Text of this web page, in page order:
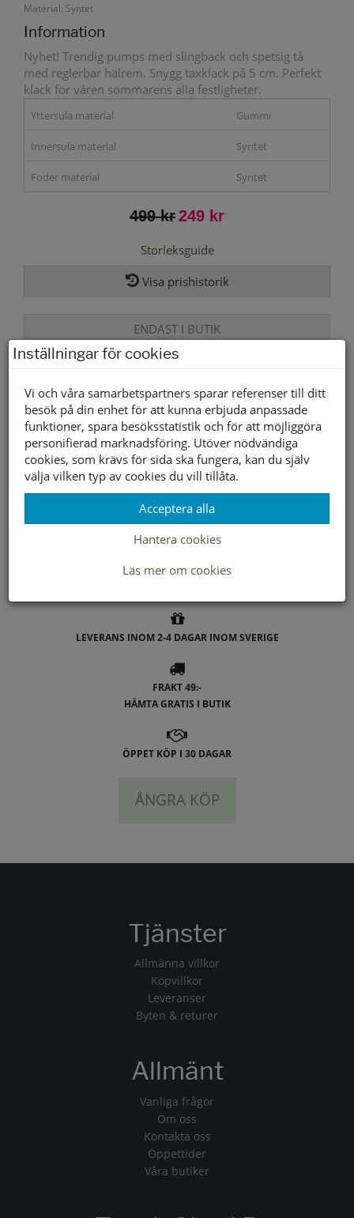
Material: Syntet
Information
Nyhet! Trendig pumps med slingback och spetsig tå
med reglerbar hälrem. Snygg taxklack på 5 cm. Perfekt
klack för våren sommarens alla festligheter.
Yttersula material Gummi
Innersula material Syntet
Foder material Syntet
499 kr249 kr
Storleksguide
Visa prishistorik
ENDAST I BUTIK
Butik
36 37 38 39 40
Borlänge
Buffert lager
Andra färger
LEVERANS INOM 2-4 DAGAR INOM SVERIGE
FRAKT 49:-
HÄMTA GRATIS I BUTIK
ÖPPET KÖP I 30 DAGAR
ÅNGRA KÖP
Inställningar för cookies
Vi och våra samarbetspartners sparar referenser till ditt
besök på din enhet för att kunna erbjuda anpassade
funktioner, spara besöksstatistik och för att möjliggöra
personifierad marknadsföring. Utöver nödvändiga
cookies, som krävs för sida ska fungera, kan du själv
välja vilken typ av cookies du vill tillåta.
Acceptera alla
Hantera cookies
Läs mer om cookies
Tjänster
Allmänna villkor
Köpvillkor
Leveranser
Byten & returer
Allmänt
Vanliga frågor
Om oss
Kontakta oss
Öppettider
Våra butiker